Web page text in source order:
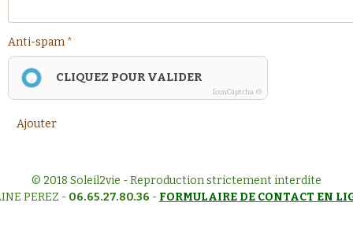
Anti-spam
CLIQUEZ POUR VALIDER
IconCaptcha ©
Ajouter
© 2018 Soleil2vie - Reproduction strictement interdite
PEREZ - 06.65.27.80.36 - FORMULAIRE DE CONTACT EN